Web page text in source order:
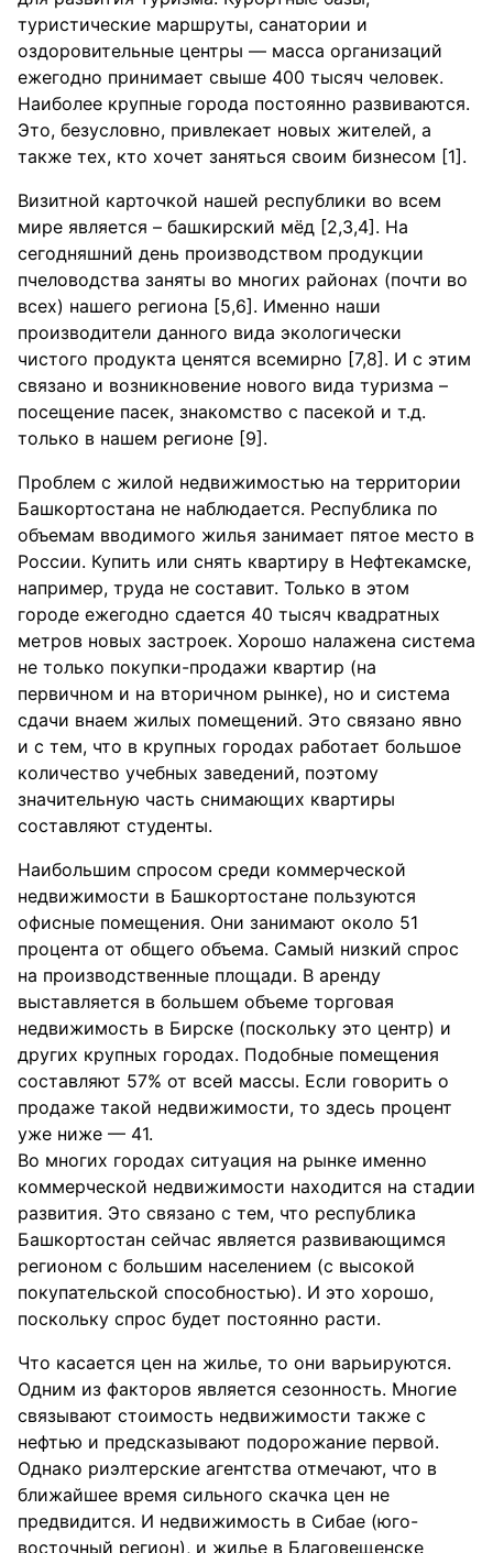
туристические маршруты, санатории и
оздоровительные центры — масса организаций
ежегодно принимает свыше 400 тысяч человек.
Наиболее крупные города постоянно развиваются.
Это, безусловно, привлекает новых жителей, а
также тех, кто хочет заняться своим бизнесом [1].
Визитной карточкой нашей республики во всем
мире является – башкирский мёд [2,3,4]. На
сегодняшний день производством продукции
пчеловодства заняты во многих районах (почти во
всех) нашего региона [5,6]. Именно наши
производители данного вида экологически
чистого продукта ценятся всемирно [7,8]. И с этим
связано и возникновение нового вида туризма –
посещение пасек, знакомство с пасекой и т.д.
только в нашем регионе [9].
Проблем с жилой недвижимостью на территории
Башкортостана не наблюдается. Республика по
объемам вводимого жилья занимает пятое место в
России. Купить или снять квартиру в Нефтекамске,
например, труда не составит. Только в этом
городе ежегодно сдается 40 тысяч квадратных
метров новых застроек. Хорошо налажена система
не только покупки-продажи квартир (на
первичном и на вторичном рынке), но и система
сдачи внаем жилых помещений. Это связано явно
и с тем, что в крупных городах работает большое
количество учебных заведений, поэтому
значительную часть снимающих квартиры
составляют студенты.
Наибольшим спросом среди коммерческой
недвижимости в Башкортостане пользуются
офисные помещения. Они занимают около 51
процента от общего объема. Самый низкий спрос
на производственные площади. В аренду
выставляется в большем объеме торговая
недвижимость в Бирске (поскольку это центр) и
других крупных городах. Подобные помещения
составляют 57% от всей массы. Если говорить о
продаже такой недвижимости, то здесь процент
уже ниже — 41.
Во многих городах ситуация на рынке именно
коммерческой недвижимости находится на стадии
развития. Это связано с тем, что республика
Башкортостан сейчас является развивающимся
регионом с большим населением (с высокой
покупательской способностью). И это хорошо,
поскольку спрос будет постоянно расти.
Что касается цен на жилье, то они варьируются.
Одним из факторов является сезонность. Многие
связывают стоимость недвижимости также с
нефтью и предсказывают подорожание первой.
Однако риэлтерские агентства отмечают, что в
ближайшее время сильного скачка цен не
предвидится. И недвижимость в Сибае (юго-
восточный регион), и жилье в Благовещенске